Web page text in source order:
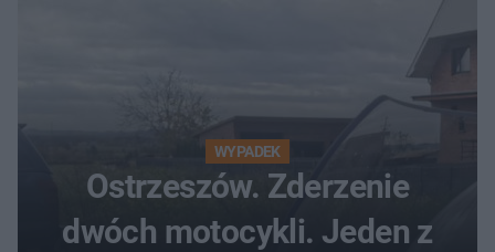
WYPADEK
Ostrzeszów. Zderzenie
dwóch motocykli. Jeden z